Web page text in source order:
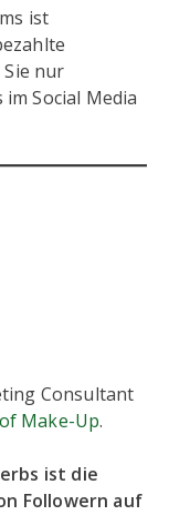
ist
nur
Social Media
Consultant
Make-Up.
ist die
Followern auf